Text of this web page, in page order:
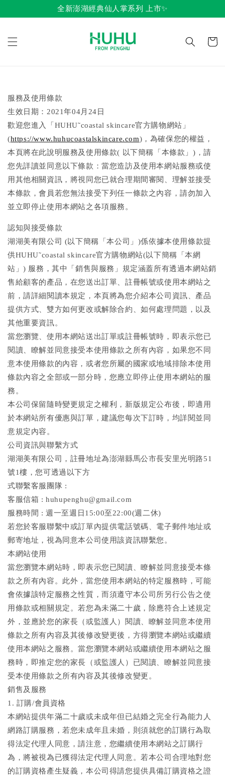
全新澎湖經典仙人掌系列 上市✨
服務及使用條款
生效日期：2021年04月24日
歡迎您進入「HUHU˜coastal skincare官方購物網站」
(https://www.huhucoastalskincare.com)，為確保您的權益，
本頁將在此說明服務及使用條款( 以下簡稱「本條款」)，請
您先詳讀並同意以下條款：當您造訪及使用本網站服務或使
用其他相關資訊，將視同您已就合理期間審閱、理解並接受
本條款，會員若您無法接受下列任一條款之內容，請勿加入
並立即停止使用本網站之各項服務。
認知與接受條款
湖湖美有限公司 (以下簡稱「本公司」)係依據本使用條款提
供HUHU˜coastal skincare官方購物網站(以下簡稱「本網
站」) 服務，其中「銷售與服務」規定涵蓋所有透過本網站銷
售給顧客的產品，在您送出訂單、註冊帳號或使用本網站之
前，請詳細閱讀本規定，本頁將為您介紹本公司資訊、產品
提供方式、雙方如何更改或解除合約、如何處理問題，以及
其他重要資訊。
當您瀏覽、使用本網站送出訂單或註冊帳號時，即表示您已
閱讀、瞭解並同意接受本使用條款之所有內容，如果您不同
意本使用條款的內容，或者您所屬的國家或地域排除本使用
條款內容之全部或一部分時，您應立即停止使用本網站的服
務。
本公司保留隨時變更規定之權利，新版規定公布後，即適用
於本網站所有優惠與訂單，建議您每次下訂時，均詳閱並同
意規定內容。
公司資訊與聯繫方式
湖湖美有限公司，註冊地址為澎湖縣馬公市長安里光明路51
號1樓，您可透過以下方
式聯繫客服團隊 :
客服信箱 : huhupenghu@gmail.com
服務時間 : 週一至週日15:00至22:00(週二休)
若您於客服聯繫中或訂單內提供電話號碼、電子郵件地址或
郵寄地址，視為同意本公司使用該資訊聯繫您。
本網站使用
當您瀏覽本網站時，即表示您已閱讀、瞭解並同意接受本條
款之所有內容。此外，當您使用本網站的特定服務時，可能
會依據該特定服務之性質，而須遵守本公司所另行公告之使
用條款或相關規定。若您為未滿二十歲，除應符合上述規定
外，並應於您的家長（或監護人）閱讀、瞭解並同意本使用
條款之所有內容及其後修改變更後，方得瀏覽本網站或繼續
使用本網站之服務。當您瀏覽本網站或繼續使用本網站之服
務時，即推定您的家長（或監護人）已閱讀、瞭解並同意接
受本使用條款之所有內容及其後修改變更。
銷售及服務
1. 訂購/會員資格
本網站提供年滿二十歲或未成年但已結婚之完全行為能力人
網路訂購服務，若您未成年且未婚，則須就您的訂購行為取
得法定代理人同意，請注意，您繼續使用本網站之訂購行
為，將被視為已獲得法定代理人同意。若本公司合理地對您
的訂購資格產生疑義，本公司得請您提供具備訂購資格之證